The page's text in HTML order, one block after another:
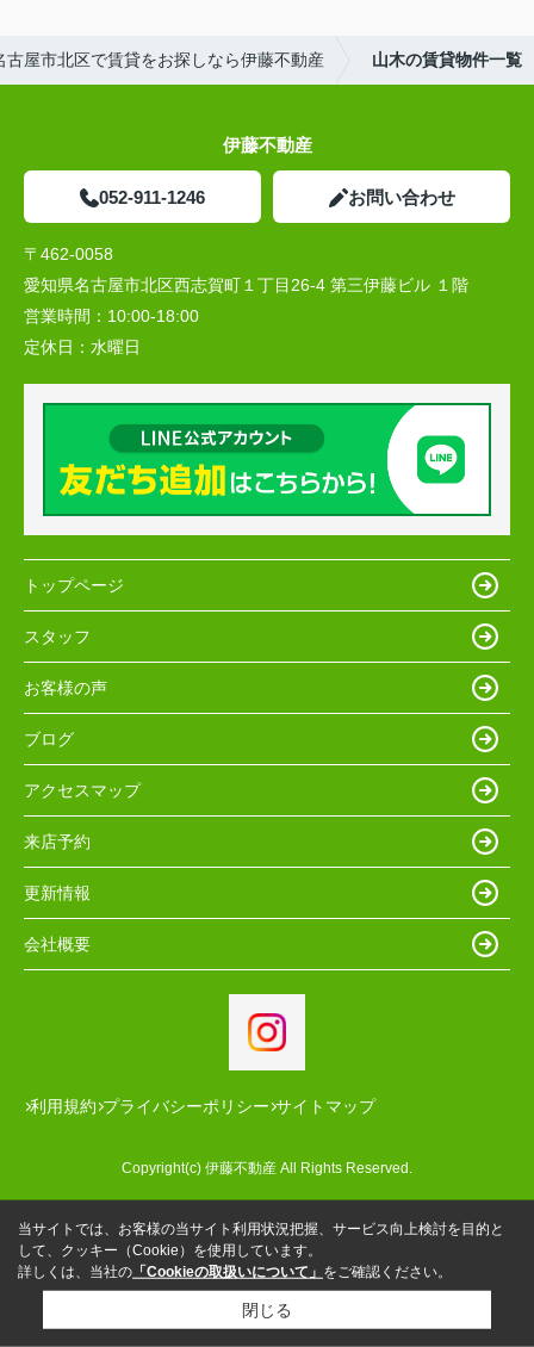
古屋市北区で賃貸をお探しなら伊藤不動産 山木の賃貸物件一覧
伊藤不動産
052-911-1246 お問い合わせ
〒462-0058
愛知県名古屋市北区西志賀町１丁目26-4 第三伊藤ビル １階
営業時間： 10:00‐18:00
定休日： 水曜日
トップページ
スタッフ
お客様の声
ブログ
アクセスマップ
来店予約
更新情報
会社概要
利用規約 プライバシーポリシー サイトマップ
Copyright(c) 伊藤不動産 All Rights Reserved.
当サイトでは、お客様の当サイト利用状況把握、サービス向上検討を目的と
して、クッキー（Cookie）を使用しています。
詳しくは、当社の 「Cookieの取扱いについて」 をご確認ください。
閉じる